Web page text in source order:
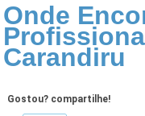
Onde
Carandiru
Gostou? compartilhe!